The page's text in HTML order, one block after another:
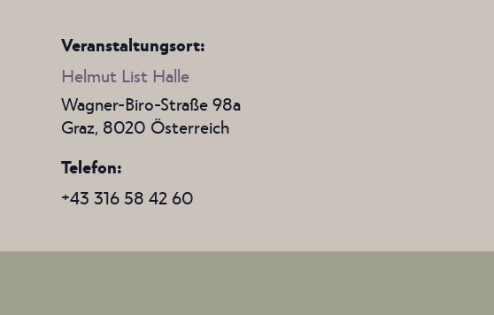
Veranstaltungsort:
Helmut List Halle
Wagner-Biro-Straße 98a
Graz 8020 Österreich
Telefon
+43 316 58 42 60